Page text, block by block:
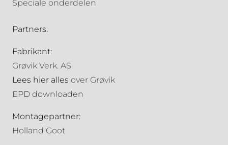
Speciale onderdelen
Partners:
Fabrikant:
Grøvik Verk. AS
Lees hier alles over Grøvik
EPD downloaden
Montagepartner:
Holland Goot